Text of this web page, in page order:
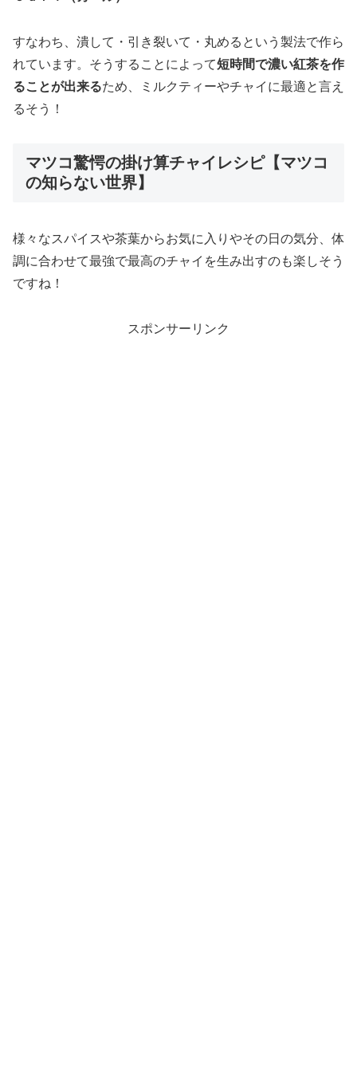
すなわち、潰して・引き裂いて・丸めるという製法で作ら
れています。そうすることによって短時間で濃い紅茶を作
ることが出来るため、ミルクティーやチャイに最適と言え
るそう！
マツコ驚愕の掛け算チャイレシピ【マツコ
の知らない世界】
様々なスパイスや茶葉からお気に入りやその日の気分、体
調に合わせて最強で最高のチャイを生み出すのも楽しそう
ですね！
スポンサーリンク